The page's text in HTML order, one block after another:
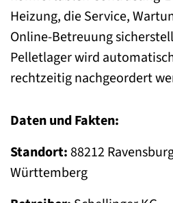
Heizung, die Service,
Online-Betreuung
Pelletlager wird
rechtzeitig nachgeordert
Daten und Fakten:
Standort:88212
Württemberg